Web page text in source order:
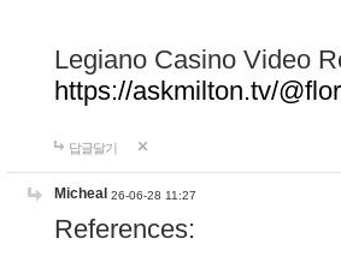
Legiano Casino Video
https://askmilton.tv/
답글달기
Micheal 26-06-28 11:27
References: